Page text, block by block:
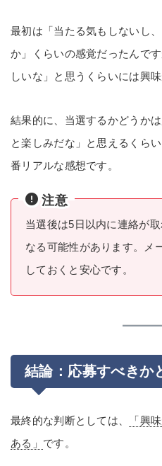
最初は「当たる気もしないし
か」くらいの感覚だったんで
しいな」と思うくらいには興
結果的に、当選するかどうか
と楽しみだな」と思えるくら
番リアルな感想です。
注意
当選後は5日以内に連絡が
なる可能性があります。メ
しておくと安心です。
結論：応募すべきか
最終的な判断としては、
「興
ある」 です。